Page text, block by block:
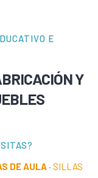
E
Y
DE AULA · SILLAS